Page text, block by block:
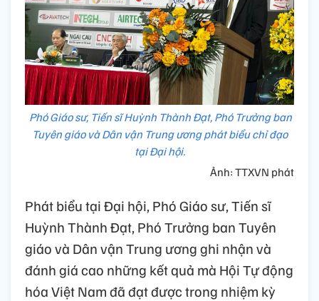
Phó Giáo sư, Tiến sĩ Huỳnh Thành Đạt, Phó Trưởng ban
Tuyên giáo và Dân vận Trung ương phát biểu chỉ đạo
tại Đại hội.
Ảnh: TTXVN phát
Phát biểu tại Đại hội, Phó Giáo sư, Tiến sĩ
Huỳnh Thành Đạt, Phó Trưởng ban Tuyên
giáo và Dân vận Trung ương ghi nhận và
đánh giá cao những kết quả mà Hội Tự động
hóa Việt Nam đã đạt được trong nhiệm kỳ